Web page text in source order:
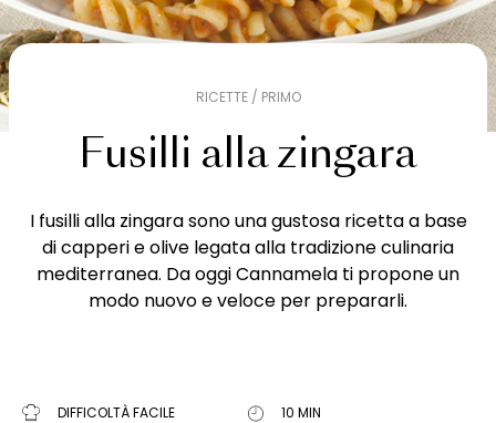
RICETTE / PRIMO
Fusilli alla zingara
I fusilli alla zingara sono una gustosa ricetta a base
di capperi e olive legata alla tradizione culinaria
mediterranea. Da oggi Cannamela ti propone un
modo nuovo e veloce per prepararli.
DIFFICOLTÀ FACILE 10 MIN